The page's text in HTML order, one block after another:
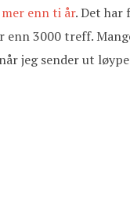
enn ti år. Det har
3000 treff.
jeg sender ut